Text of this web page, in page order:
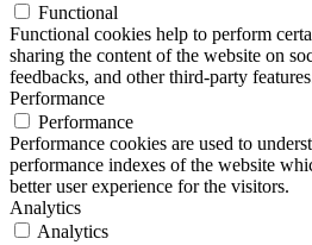
Functional
Functional cookies help to perform
sharing the content of the website on
feedbacks, and other third-party
Performance
Performance
Performance cookies are used to
performance indexes of the website
better user experience for the visitors.
Analytics
Analytics